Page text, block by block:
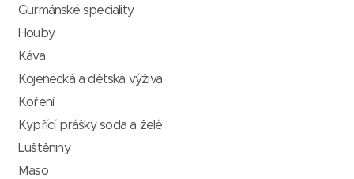
Gurmánské speciality
Houby
Káva
Kojenecká a dětská výživa
Koření
Kypřící prášky, soda a želé
Luštěniny
Maso